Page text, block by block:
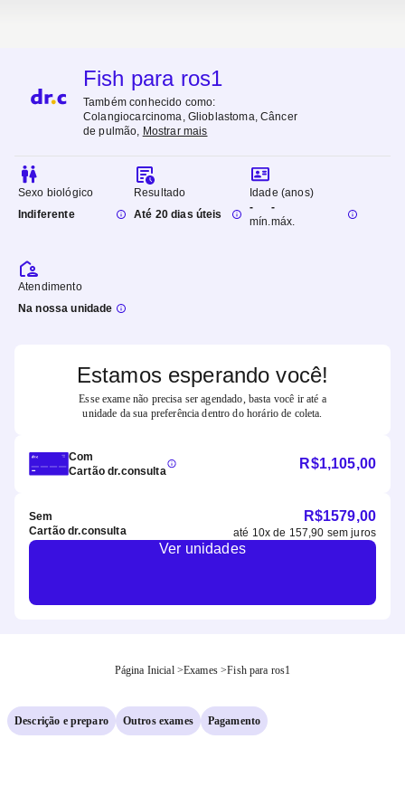
Fish para ros1
Também conhecido como:
Colangiocarcinoma, Glioblastoma, Câncer
de pulmão, Mostrar mais
Sexo biológico
Indiferente
Resultado
Até 20 dias úteis
Idade (anos)
-
mín.
-
máx.
Atendimento
Na nossa unidade
Estamos esperando você!
Esse exame não precisa ser agendado, basta você ir até a
unidade da sua preferência dentro do horário de coleta.
Com
Cartão dr.consulta
R$1,105,00
Sem
Cartão dr.consulta
R$1579,00
até 10x de 157,90 sem juros
Ver unidades
Página Inicial >Exames >Fish para ros1
Descrição e preparo Outros exames Pagamento